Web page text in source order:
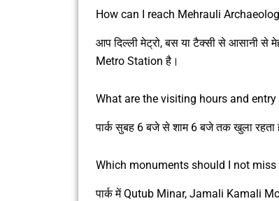
How can I reach Mehrauli
आप दिल्ली मेट्रो, बस या टैक्सी से आसानी से
Metro Station है।
What are the visiting hours and entry
पार्क सुबह 6 बजे से शाम 6 बजे तक खुला रहता
Which monuments should I not
पार्क में Qutub Minar, Jamali Kamali